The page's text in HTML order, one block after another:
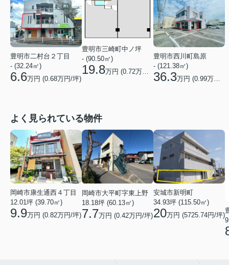
豊明市二村台２丁目
- (32.24㎡)
6.6万円 (0.68万円/坪)
豊明市三崎町中ノ坪
- (90.50㎡)
19.8万円 (0.72万円/坪)
豊明市西川町島原
- (121.38㎡)
36.3万円 (0.99万円/坪)
よく見られている物件
岡崎市康生通西４丁目
12.01坪 (39.70㎡)
9.9万円 (0.82万円/坪)
岡崎市大平町字東上野
18.18坪 (60.13㎡)
7.7万円 (0.42万円/坪)
安城市新明町
34.93坪 (115.50㎡)
20万円 (5725.74円/坪)